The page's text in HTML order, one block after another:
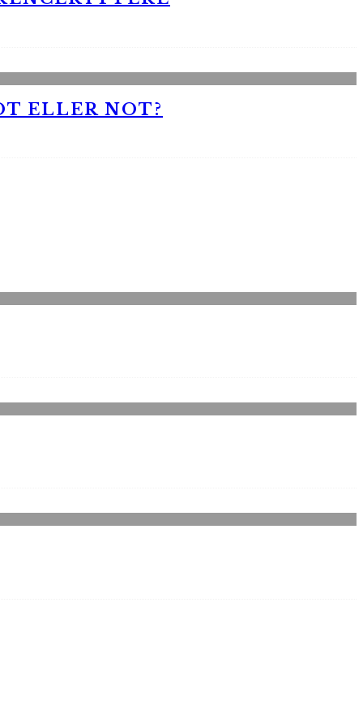
ELLER NOT?